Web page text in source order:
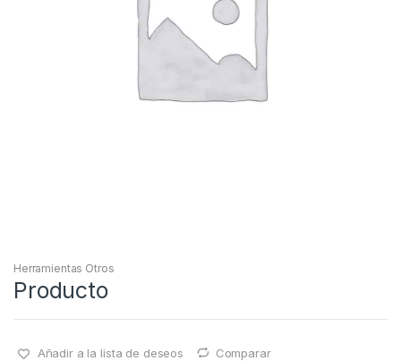
Herramientas Otros
Producto
Añadir a la lista de deseos Comparar